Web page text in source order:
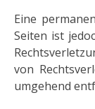
Eine
Seiten ist
von
umgehend